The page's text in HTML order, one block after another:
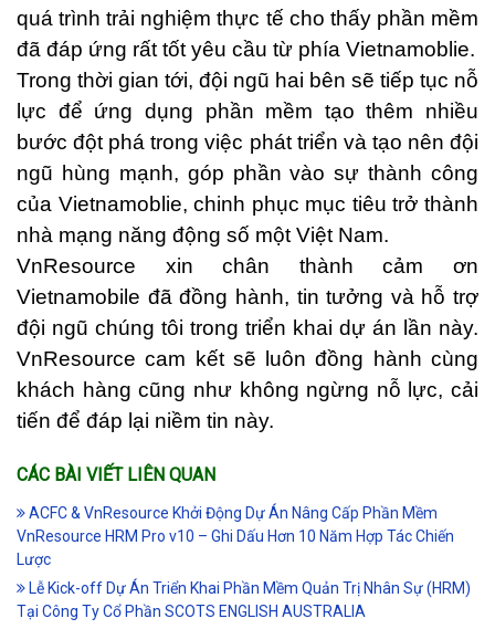
quá trình trải nghiệm thực tế cho thấy phần mềm
đã đáp ứng rất tốt yêu cầu từ phía Vietnamoblie.
Trong thời gian tới, đội ngũ hai bên sẽ tiếp tục nỗ
lực để ứng dụng phần mềm tạo thêm nhiều
bước đột phá trong việc phát triển và tạo nên đội
ngũ hùng mạnh, góp phần vào sự thành công
của Vietnamoblie, chinh phục mục tiêu trở thành
nhà mạng năng động số một Việt Nam.
VnResource xin chân thành cảm ơn
Vietnamobile đã đồng hành, tin tưởng và hỗ trợ
đội ngũ chúng tôi trong triển khai dự án lần này.
VnResource cam kết sẽ luôn đồng hành cùng
khách hàng cũng như không ngừng nỗ lực, cải
tiến để đáp lại niềm tin này.
CÁC BÀI VIẾT LIÊN QUAN
ACFC & VnResource Khởi Động Dự Án Nâng Cấp Phần Mềm
VnResource HRM Pro v10 – Ghi Dấu Hơn 10 Năm Hợp Tác Chiến
Lược
Lễ Kick-off Dự Án Triển Khai Phần Mềm Quản Trị Nhân Sự (HRM)
Tại Công Ty Cổ Phần SCOTS ENGLISH AUSTRALIA